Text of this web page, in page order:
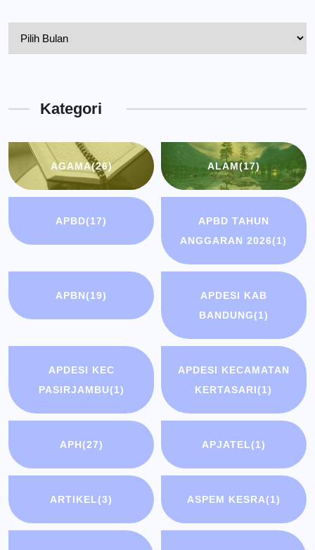
BandungKategori
AGAMA(26) ALAM(17)
APBD(17)
APBD TAHUN
ANGGARAN 2026(1)
APBN(19)
APDESI KAB
BANDUNG(1)
APDESI KEC
PASIRJAMBU(1)
APDESI KECAMATAN
KERTASARI(1)
APH(27) APJATEL(1)
ARTIKEL(3) ASPEM KESRA(1)